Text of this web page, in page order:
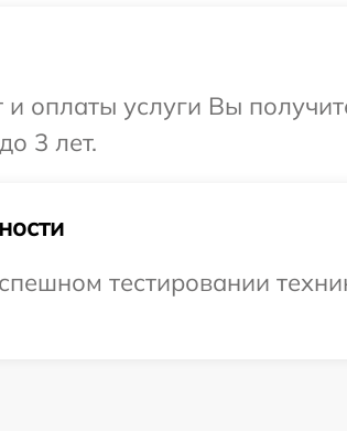
и оплаты услуги Вы
3 лет.
тестировании